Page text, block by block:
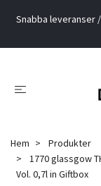
Snabba leveranser
Hem
Produkter
1770 glassgow
Vol. 0,7l in Giftbox